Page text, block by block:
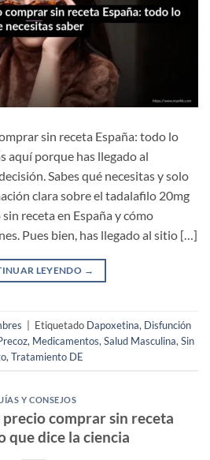
sin receta España: todo lo
aquí porque has llegado al
Sabes qué necesitas y solo
clara sobre el tadalafilo 20mg
receta en España y cómo
Pues bien, has llegado al sitio […]
LEYENDO →
| Etiquetado Dapoxetina, Disfunción
, Medicamentos, Salud Masculina, Sin
, Tratamiento DE
Y CONSEJOS
comprar sin receta
que dice la ciencia